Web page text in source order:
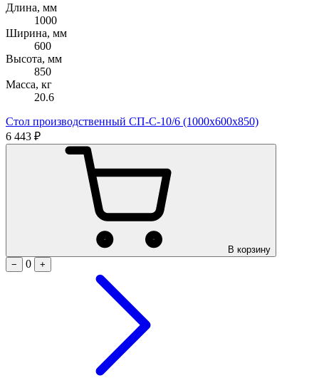
Длина, мм
1000
Ширина, мм
600
Высота, мм
850
Масса, кг
20.6
Стол производственный СП-С-10/6 (1000х600х850)
6 443 ₽
В корзину
−
0 +